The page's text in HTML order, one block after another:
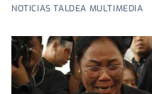
NOTICIAS TALDEA MULTIMEDIA